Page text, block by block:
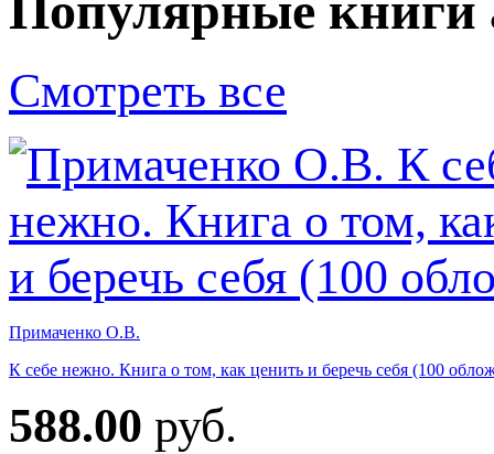
Смотреть все
Примаченко О.В.
К себе нежно. Книга о том, как ценить и беречь себя (100
588.00 руб.